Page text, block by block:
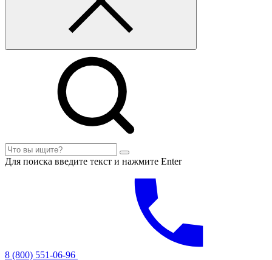
Для поиска введите текст и нажмите Enter
8 (800) 551-06-96